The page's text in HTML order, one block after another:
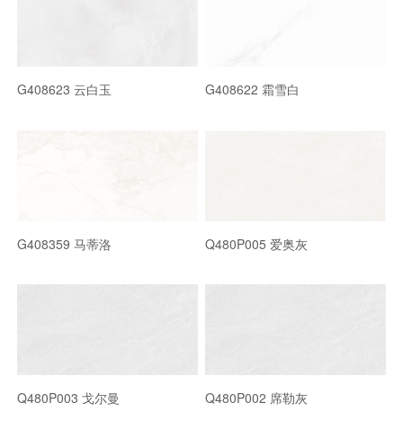
G408623 云白玉 G408622 霜雪白
G408359 马蒂洛 Q480P005 爱奥灰
Q480P003 戈尔曼 Q480P002 席勒灰